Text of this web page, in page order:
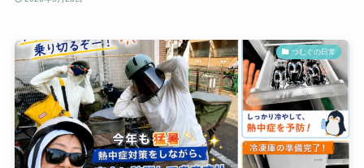
つむぐの日常